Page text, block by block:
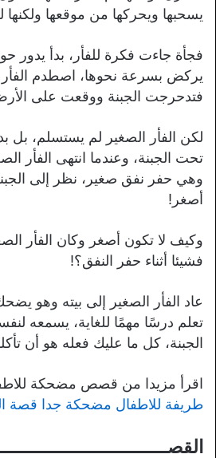
يسحبها ويحركها من موقعها ولكنها
فجأة جاءت فكرة للفأر، بدأ يدور
يركض بسرعة نحوها، اصطدم الفأر
فتدحرجت الجبنة ووقعت على
لكن الفأر الصغير لم يستسلم، بل
تحت الجبنة، وعندما انتهى الفأر
وهي حفر نفق صغير، نظر إلى
أصغر!
وكيف لا تكون أصغر وكان الفأر
فشيئا أثناء حفر النفق؟!
عاد الفأر الصغير إلى بيته وهو
تعلم درسًا مهمًا للغاية، يسمعه
الجبنة، كل ما عليك فعله هو أن
اقرأ مزيدا من قصص مضحكة
طريفة للاطفال مضحكة جدا قصة